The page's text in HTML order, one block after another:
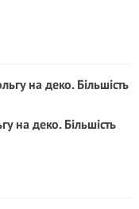
на деко. Більшість